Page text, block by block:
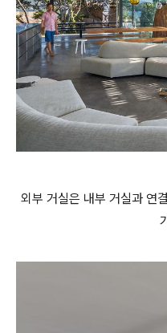
외부 거실은 내부 거실과 연